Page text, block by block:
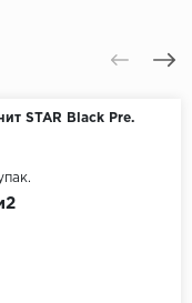
STAR Black Pre.